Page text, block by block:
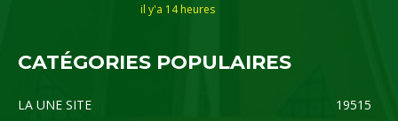
il y'a 14 heures
CATÉGORIES POPULAIRES
LA UNE SITE
19515